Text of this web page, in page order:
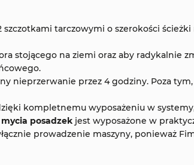
tarczowymi o szerokości ścieżki
stojącego na ziemi oraz aby radykalnie
nieprzerwanie przez 4 godziny. Poza
kompletnemu wyposażeniu w
posadzek jest wyposażone w
prowadzenie maszyny, ponieważ